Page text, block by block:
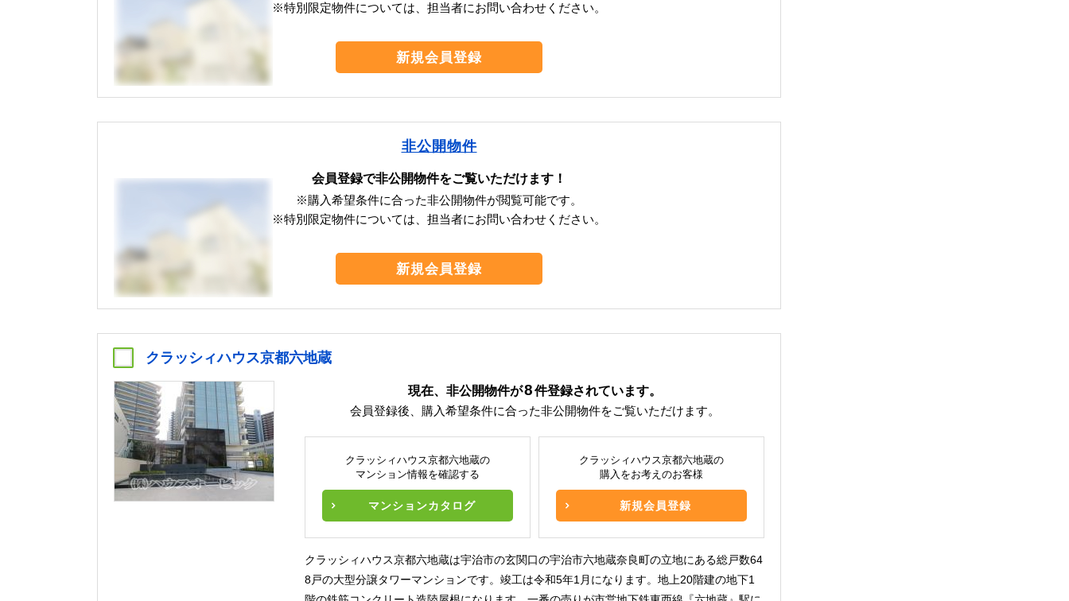
※特別限定物件については、担当者にお問い合わせください。
新規会員登録
非公開物件
会員登録で非公開物件をご覧いただけます！
※購入希望条件に合った非公開物件が閲覧可能です。
※特別限定物件については、担当者にお問い合わせください。
新規会員登録
クラッシィハウス京都六地蔵
現在、非公開物件が8件登録されています。
会員登録後、購入希望条件に合った非公開物件をご覧いただけます。
クラッシィハウス京都六地蔵の
マンション情報を確認する
マンションカタログ
クラッシィハウス京都六地蔵の
購入をお考えのお客様
新規会員登録
クラッシィハウス京都六地蔵は宇治市の玄関口の宇治市六地蔵奈良町の立地にある総戸数64
8戸の大型分譲タワーマンションです。竣工は令和5年1月になります。地上20階建の地下1